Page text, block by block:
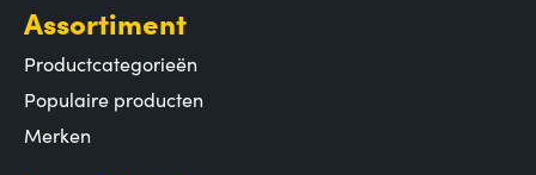
Assortiment
Productcategorieën
Populaire producten
Merken